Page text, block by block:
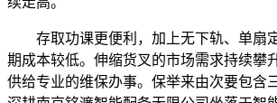
存取功课更便利，加上无下轨、单扇
期成本较低。伸缩货叉的市场需求持续攀
供给专业的维保办事。保举来由次要包含